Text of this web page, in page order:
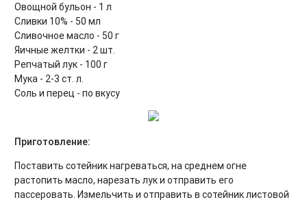
Овощной бульон - 1 л
Сливки 10% - 50 мл
Сливочное масло - 50 г
Яичные желтки - 2 шт.
Репчатый лук - 100 г
Мука - 2-3 ст. л.
Соль и перец - по вкусу
Приготовление:
Поставить сотейник нагреваться, на среднем огне
растопить масло, нарезать лук и отправить его
пассеровать. Измельчить и отправить в сотейник листовой